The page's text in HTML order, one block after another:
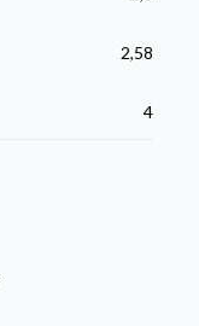
2,58
4